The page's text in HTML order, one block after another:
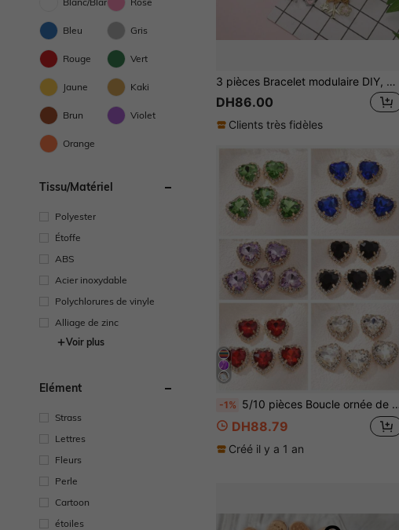
Bleu Gris
Rouge Vert
Jaune Kaki
Brun Violet
Orange
Tissu/matériel
Polyester
Étoffe
ABS
Acier inoxydable
Polychlorures de vinyle
Alliage de zinc
Voir plus
Élément
Strass
Lettres
Fleurs
Perle
Cartoon
étoiles
3 pièces Bracelet modulaire DIY, décoré d'éléments en forme de cœur, lune, papillon, lettre, cerise. Convient pour Noël, Nouvel An, Halloween, Saint-Valentin. Design avec strass. Accessoire essentiel pour Noël et Halloween. Local, pratique et . Style de Noël, design charmant. Bijoux en acier inoxydable. Décoration de Noël, guide de tenue de fête, cadeau de Noël, style noir élégant, accessoire d'Halloween, convient comme cadeau de fête pour les amis/la famille/les couples
DH86.00
Clients très fidèles
-1% 5/10 pièces Boucle ornée de strass en forme de cœur et ovale, chaîne de griffe à la mode. Accessoire capillaire simple pour femmes, convient pour l'artisanat DIY et la Saint-Valentin
DH88.79
Créé il y a 1 an